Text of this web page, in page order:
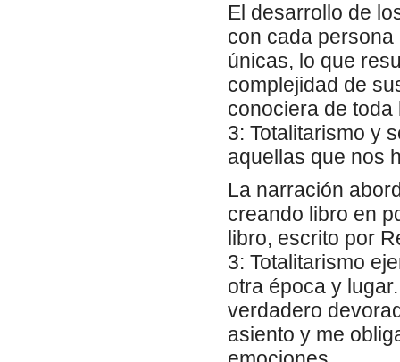
El desarrollo de
con cada
únicas, lo que
complejidad de
conociera de
3: Totalitarismo y
aquellas que nos
La narración
creando libro en
libro, escrito por
3: Totalitarismo
otra época y
verdadero
asiento y me